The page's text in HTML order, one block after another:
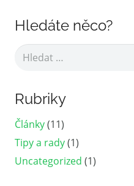
Hledáte něco?
Vyhledávání
Rubriky
Články(11)
Tipy a rady(1)
Uncategorized (1)